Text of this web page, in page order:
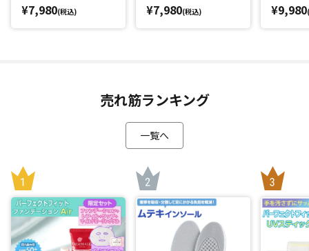
¥7,980(税込) ¥7,980(税込) ¥9,980
売れ筋ランキング
一覧へ